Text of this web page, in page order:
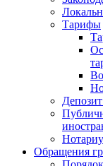
Тарифы
Обращения